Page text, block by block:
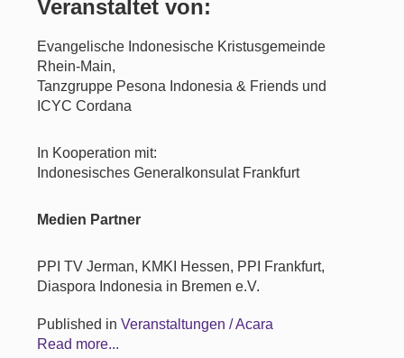
Veranstaltet von:
Evangelische Indonesische Kristusgemeinde
Rhein-Main,
Tanzgruppe Pesona Indonesia & Friends und
ICYC Cordana
In Kooperation mit:
Indonesisches Generalkonsulat Frankfurt
Medien Partner
PPI TV Jerman, KMKI Hessen, PPI Frankfurt,
Diaspora Indonesia in Bremen e.V.
Published in Veranstaltungen / Acara
Read more...